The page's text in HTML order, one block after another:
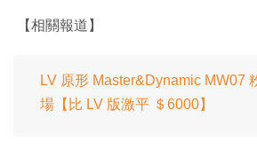
【相關報道】
LV 原形 Master&Dynamic MW07
場【比 LV 版激平 ＄6000】